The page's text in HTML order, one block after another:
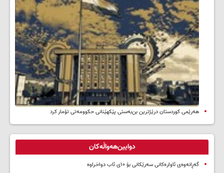
هەرێمی کوردستان درێژترین بن‌بەستی پێکهێنانی حکوومەتی تۆمار کرد
دوایین‌هەواڵەکان
گەڕانەوەی ئاوارەکانی سەرێکانی بۆ ۱۰ی ئاب دواخراوە